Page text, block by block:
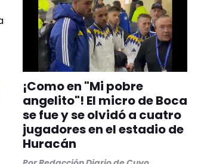
¡Como en "Mi pobre
angelito"! El micro de Boca
se fue y se olvidó a cuatro
jugadores en el estadio de
Huracán